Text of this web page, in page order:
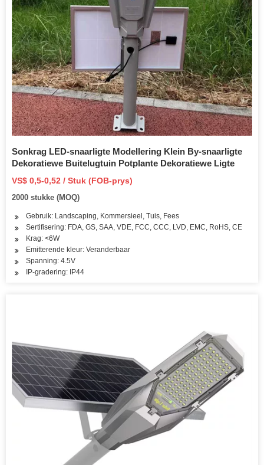
Sonkrag LED-snaarligte Modellering Klein By-snaarligte
Dekoratiewe Buitelugtuin Potplante Dekoratiewe Ligte
VS$ 0,5-0,52 / Stuk (FOB-prys)
2000 stukke (MOQ)
Gebruik: Landscaping, Kommersieel, Tuis, Fees
Sertifisering: FDA, GS, SAA, VDE, FCC, CCC, LVD, EMC, RoHS, CE
Krag: <6W
Emitterende kleur: Veranderbaar
Spanning: 4.5V
IP-gradering: IP44